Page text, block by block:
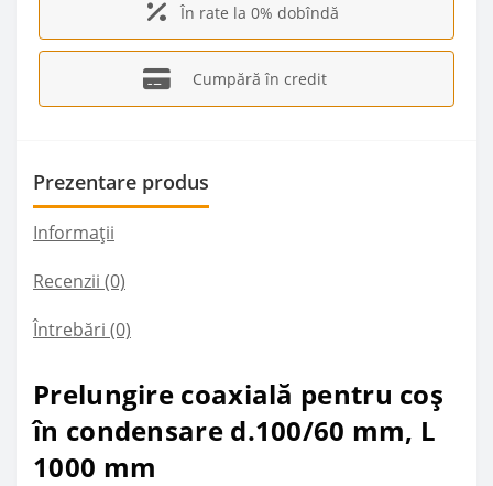
În rate la 0% dobîndă
Cumpără în credit
Prezentare produs
Informații
Recenzii (0)
Întrebări (0)
Prelungire coaxială pentru coș
în condensare d.100/60 mm, L
1000 mm